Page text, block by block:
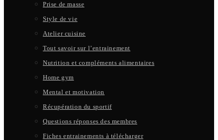
Prise de masse
Style de vie
Atelier cuisine
Tout savoir sur l’entrainement
Nutrition et compléments alimentaires
Home gym
Mental et motivation
Récupération du sportif
Questions réponses des membres
Fiches entrainements à télécharger